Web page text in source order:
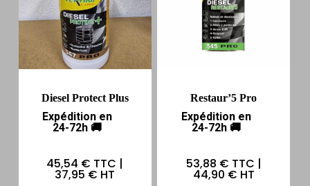
Diesel Protect Plus
Expédition en
24-72h 🚚
45,54 € TTC |
37,95 € HT
Restaur’5 Pro
Expédition en
24-72h 🚚
53,88 € TTC |
44,90 € HT